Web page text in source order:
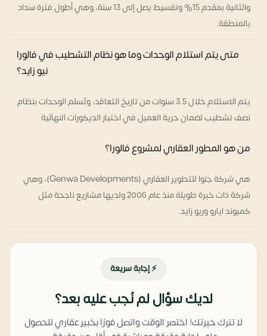
والثانية بمقدم 15% وتقسيط يصل إلى 13 سنة، وهي أطول فترة سداد
بالمنطقة.
متى يتم استلام الوحدات وما هو نظام التشطيب في فالورا
نيو زايد؟
يتم الاستلام خلال 3.5 سنوات من تاريخ التعاقد، وتُسلم الوحدات بنظام
نصف تشطيب لضمان حرية العميل في اختيار الديكورات النهائية
من هو المطور العقاري لمشروع فالورا؟
هي شركة جنوا للتطوير العقاري (Genwa Developments)، وهي
شركة ذات خبرة طويلة منذ عام 2006 ولديها مشاريع ناجحة مثل
كمبوند ايارو وريو زايد.
⚡ إجابة سريعة
لديك سؤال لم نُجب عليه بعد؟
لا تترك حيرتك! اختصر الوقت واتصل فورًا بخبير عقاري للحصول